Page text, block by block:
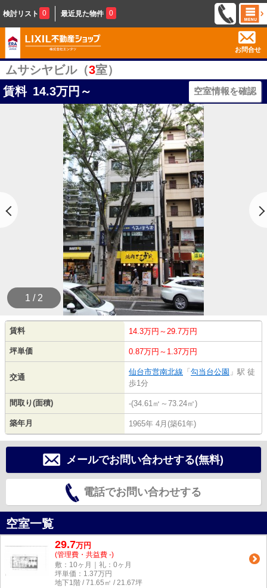
検討リスト 0 最近見た物件 0
お問合せ
ムサシヤビル（3室）
賃料 14.3万円～ 空室情報を確認
1 / 2
賃料 14.3万円～29.7万円
坪単価 0.87万円～1.37万円
交通
仙台市営南北線 「 勾当台公園 」駅 徒
歩1分
間取り(面積) -(34.61㎡～73.24㎡)
築年月 1965年 4月(築61年)
メールでお問い合わせする(無料)
電話でお問い合わせする
空室一覧
29.7万円
(管理費・共益費 -)
敷：10ヶ月｜礼：0ヶ月
坪単価： 1.37万円
地下1階 / 71.65㎡ / 21.67坪